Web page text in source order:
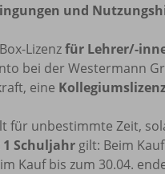
und
Lizenzfür Lehrer/-
bei der Westermann
eine
für unbestimmte Zeit,
1 Schuljahr gilt: Beim
Kauf bis zum 30.04.